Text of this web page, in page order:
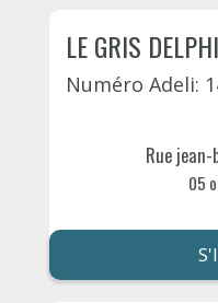
LE GRIS
Numéro Adeli:
Rue
05